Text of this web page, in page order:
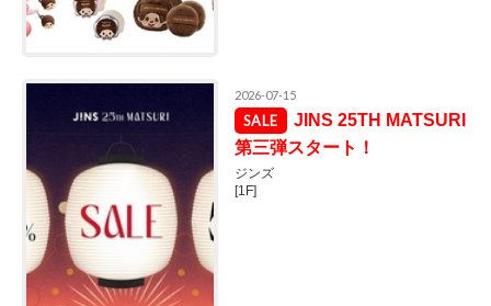
2026-07-15
JINS 25TH MATSURI
第三弾スタート！
ジンズ
[1F]